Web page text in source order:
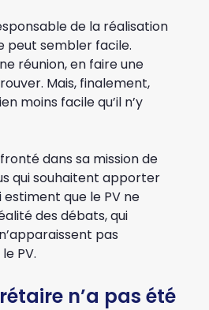
de la réalisation
peut sembler facile.
réunion, en faire une
Mais, finalement,
moins facile qu’il n’y
dans sa mission de
qui souhaitent apporter
que le PV ne
des débats, qui
pas
PV.
n’a pas été